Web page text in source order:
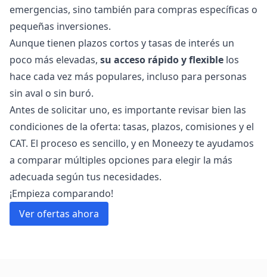
emergencias, sino también para compras específicas o
pequeñas inversiones.
Aunque tienen plazos cortos y tasas de interés un
poco más elevadas, su acceso rápido y flexible los
hace cada vez más populares, incluso para personas
sin aval o sin buró.
Antes de solicitar uno, es importante revisar bien las
condiciones de la oferta: tasas, plazos, comisiones y el
CAT. El proceso es sencillo, y en Moneezy te ayudamos
a comparar múltiples opciones para elegir la más
adecuada según tus necesidades.
¡Empieza comparando!
Ver ofertas ahora